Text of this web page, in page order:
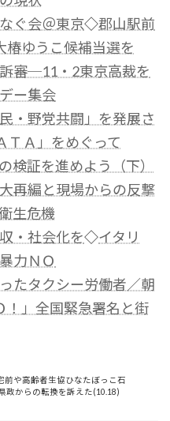
ぐ会＠東京◇郡山駅前
椿ゆうこ候補当選を
審─11・2東京高裁を
ー集会
・野党共闘」を発展さ
Ａ」をめぐって
証を進めよう（下）
再編と現場からの反撃
生危機
・社会化を◇イタリ
力ＮＯ
たタクシー労働者／朝
！」全国緊急署名と街
前や高齢者生協ひなたぼっこ石
政からの転換を訴えた(10.18)